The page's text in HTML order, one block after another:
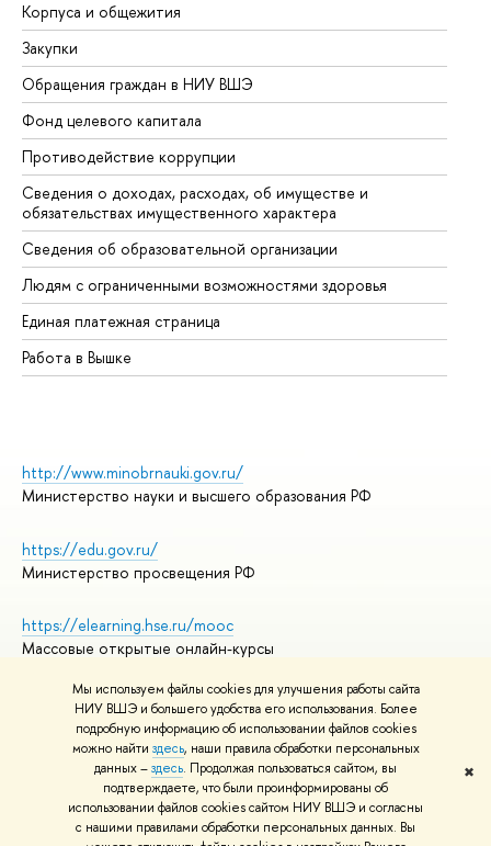
Мы используем файлы cookies для улучшения работы сайта
НИУ ВШЭ и большего удобства его использования. Более
подробную информацию об использовании файлов cookies
можно найти здесь, наши правила обработки персональных
данных –здесь. Продолжая пользоваться сайтом, вы
подтверждаете, что были проинформированы об
использовании файлов cookies сайтом НИУ ВШЭ и согласны
с нашими правилами обработки персональных данных. Вы
✖
Корпуса и общежития
Закупки
Обращения граждан в НИУ ВШЭ
Фонд целевого капитала
Противодействие коррупции
Сведения о доходах, расходах, об имуществе и
обязательствах имущественного характера
Сведения об образовательной организации
Людям с ограниченными возможностями здоровья
Единая платежная страница
Работа в Вышке
http://www.minobrnauki.gov.ru/
Министерство науки и высшего образования РФ
https://edu.gov.ru/
Министерство просвещения РФ
https://elearning.hse.ru/mooc
Массовые открытые онлайн-курсы
© НИУ ВШЭ 1993–2026
Адреса и контакты
Условия использования материалов
Политика конфиденциальности
Правила применения рекомендательных технологий в НИУ ВШЭ